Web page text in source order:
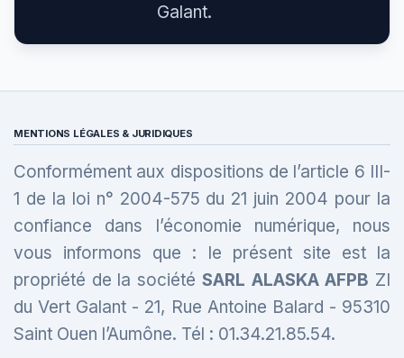
Galant.
MENTIONS LÉGALES & JURIDIQUES
Conformément aux dispositions de l’article 6 III-
1 de la loi n° 2004-575 du 21 juin 2004 pour la
confiance dans l’économie numérique, nous
vous informons que : le présent site est la
propriété de la société SARL ALASKA AFPB ZI
du Vert Galant - 21, Rue Antoine Balard - 95310
Saint Ouen l’Aumône. Tél : 01.34.21.85.54.